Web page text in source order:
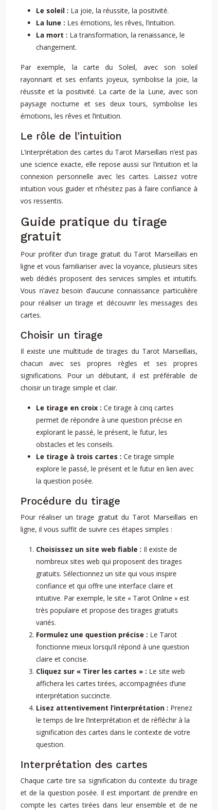
Le soleil : La joie, la réussite, la positivité.
La lune : Les émotions, les rêves, l’intuition.
La mort : La transformation, la renaissance, le
changement.
Par exemple, la carte du Soleil, avec son soleil
rayonnant et ses enfants joyeux, symbolise la joie, la
réussite et la positivité. La carte de la Lune, avec son
paysage nocturne et ses deux tours, symbolise les
émotions, les rêves et l’intuition.
Le rôle de l’intuition
L’interprétation des cartes du Tarot Marseillais n’est pas
une science exacte, elle repose aussi sur l’intuition et la
connexion personnelle avec les cartes. Laissez votre
intuition vous guider et n’hésitez pas à faire confiance à
vos ressentis.
Guide pratique du tirage
gratuit
Pour profiter d’un tirage gratuit du Tarot Marseillais en
ligne et vous familiariser avec la voyance, plusieurs sites
web dédiés proposent des services simples et intuitifs.
Vous n’avez besoin d’aucune connaissance particulière
pour réaliser un tirage et découvrir les messages des
cartes.
Choisir un tirage
Il existe une multitude de tirages du Tarot Marseillais,
chacun avec ses propres règles et ses propres
significations. Pour un débutant, il est préférable de
choisir un tirage simple et clair.
Le tirage en croix : Ce tirage à cinq cartes
permet de répondre à une question précise en
explorant le passé, le présent, le futur, les
obstacles et les conseils.
Le tirage à trois cartes : Ce tirage simple
explore le passé, le présent et le futur en lien avec
la question posée.
Procédure du tirage
Pour réaliser un tirage gratuit du Tarot Marseillais en
ligne, il vous suffit de suivre ces étapes simples :
Choisissez un site web fiable : Il existe de
nombreux sites web qui proposent des tirages
gratuits. Sélectionnez un site qui vous inspire
confiance et qui offre une interface claire et
intuitive. Par exemple, le site « Tarot Online » est
très populaire et propose des tirages gratuits
variés.
Formulez une question précise : Le Tarot
fonctionne mieux lorsqu’il répond à une question
claire et concise.
Cliquez sur « Tirer les cartes » : Le site web
affichera les cartes tirées, accompagnées d’une
interprétation succincte.
Lisez attentivement l’interprétation : Prenez
le temps de lire l’interprétation et de réfléchir à la
signification des cartes dans le contexte de votre
question.
Interprétation des cartes
Chaque carte tire sa signification du contexte du tirage
et de la question posée. Il est important de prendre en
compte les cartes tirées dans leur ensemble et de ne